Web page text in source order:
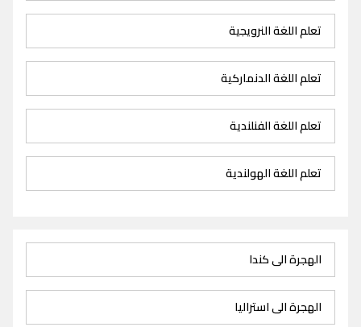
تعلم اللغة النرويجية
تعلم اللغة الدنماركية
تعلم اللغة الفنلندية
تعلم اللغة الهولندية
الهجرة الى كندا
الهجرة الى استراليا